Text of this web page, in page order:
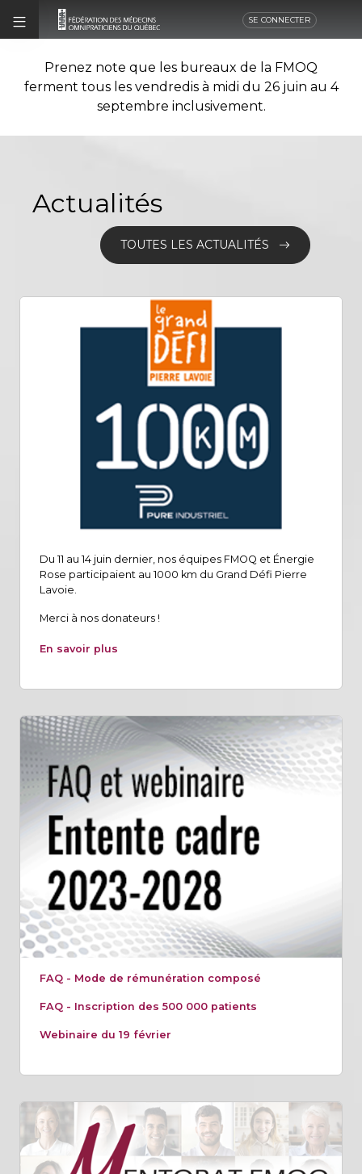
SE CONNECTER
Prenez note que les bureaux de la FMOQ
ferment tous les vendredis à midi du 26 juin au 4
septembre inclusivement.
Actualités
TOUTES LES ACTUALITÉS
Du 11 au 14 juin dernier, nos équipes FMOQ et Énergie
Rose participaient au 1000 km du Grand Défi Pierre
Lavoie.
Merci à nos donateurs !
En savoir plus
FAQ - Mode de rémunération composé
FAQ - Inscription des 500 000 patients
Webinaire du 19 février